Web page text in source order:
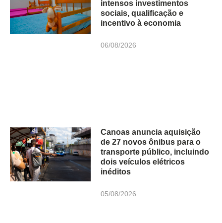
intensos investimentos
sociais, qualificação e
incentivo à economia
06/08/2026
Canoas anuncia aquisição
de 27 novos ônibus para o
transporte público, incluindo
dois veículos elétricos
inéditos
05/08/2026